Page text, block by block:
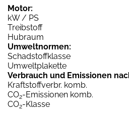
Motor:
kW / PS
Treibstoff
Hubraum
Umweltnormen:
Schadstoffklasse
Umweltplakette
Verbrauch und Emissionen
Kraftstoffverbr. komb.
CO2-Emissionen komb.
CO2-Klasse